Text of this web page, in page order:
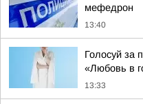
мефедрон
13:40
Голосуй за
«Любовь в
13:33